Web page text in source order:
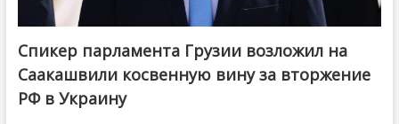
Спикер парламента Грузии возложил на
Саакашвили косвенную вину за вторжение
РФ в Украину